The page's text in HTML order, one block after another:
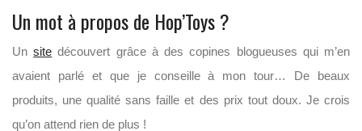
Un mot à propos de Hop’Toys ?
Unsite découvert grâce à des copines blogueuses qui m’en
avaient parlé et que je conseille à mon tour… De beaux
produits, une qualité sans faille et des prix tout doux. Je crois
qu’on attend rien de plus !